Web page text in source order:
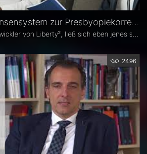
Liberty2 - Zweilinsensystem zur Presbyopiekorrektur: Erfahrungsbericht Rüdiger Dworschak
2496